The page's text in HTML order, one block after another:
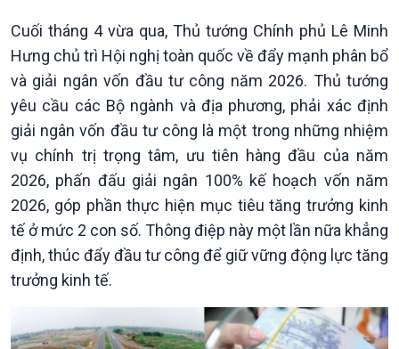
Chính trị
Tin Chính trị
Chính phủ với người dân
Quốc hội với cử tri
Xây dựng đảng
Đảng trong cuộc sống
Nhận diện sự thật
Pháp luật và đời sống
Thế giới
Tin thế giới
Vấn đề quốc tế
Hồ sơ sự kiện quốc tế
Thế giới & Việt Nam
Biên cương - Một dải vững
bền
Kinh tế
Nông nghiệp & Biển đảo
Cuối tháng 4 vừa qua, Thủ tướng Chính phủ Lê Minh
Hưng chủ trì Hội nghị toàn quốc về đẩy mạnh phân bổ
và giải ngân vốn đầu tư công năm 2026. Thủ tướng
yêu cầu các Bộ ngành và địa phương, phải xác định
giải ngân vốn đầu tư công là một trong những nhiệm
vụ chính trị trọng tâm, ưu tiên hàng đầu của năm
2026, phấn đấu giải ngân 100% kế hoạch vốn năm
2026, góp phần thực hiện mục tiêu tăng trưởng kinh
tế ở mức 2 con số. Thông điệp này một lần nữa khẳng
định, thúc đẩy đầu tư công để giữ vững động lực tăng
trưởng kinh tế.